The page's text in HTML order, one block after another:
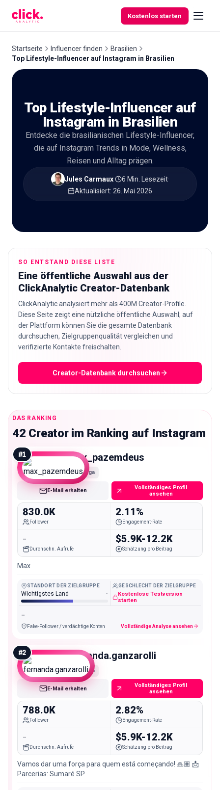
Kostenlos starten
Kostenlose
Tools
Startseite Influencer finden
Brasilien
Top Lifestyle-Influencer auf Instagram in Brasilien
Top Lifestyle-Influencer auf
Instagram in Brasilien
Entdecke die brasilianischen Lifestyle-Influencer,
die auf Instagram Trends in Mode, Wellness,
Reisen und Alltag prägen.
Jules Carmaux· 6 Min. Lesezeit·
Aktualisiert: 26. Mai 2026
SO ENTSTAND DIESE LISTE
Eine öffentliche Auswahl aus der
ClickAnalytic Creator-Datenbank
ClickAnalytic analysiert mehr als 400M Creator-Profile.
Diese Seite zeigt eine nützliche öffentliche Auswahl; auf
der Plattform können Sie die gesamte Datenbank
durchsuchen, Zielgruppenqualität vergleichen und
verifizierte Kontakte freischalten.
Creator-Datenbank durchsuchen
DAS RANKING
42 Creator im Ranking auf Instagram
#1 max_pazemdeus
Mega
E-Mail erhalten
Vollständiges Profil
ansehen
830.0K
Follower
2.11%
Engagement-Rate
-
Durchschn. Aufrufe
$5.9K-12.2K
Schätzung pro Beitrag
Max
STANDORT DER ZIELGRUPPE
Wichtigstes Land -
GESCHLECHT DER ZIELGRUPPE
Kostenlose Testversion
starten
-
Fake-Follower / verdächtige Konten Vollständige Analyse ansehen
#2 fernanda.ganzarolli
Mega
E-Mail erhalten
Vollständiges Profil
ansehen
788.0K
Follower
2.82%
Engagement-Rate
-
Durchschn. Aufrufe
$5.9K-12.2K
Schätzung pro Beitrag
Vamos dar uma força para quem está começando! 🙏🏽 📩
Parcerias: Sumaré SP